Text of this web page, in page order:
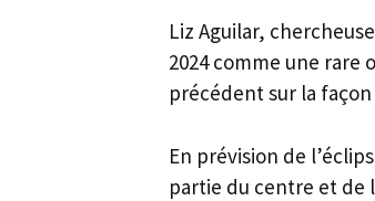
Liz Aguilar,
2024 comme une
précédent sur la
En prévision de
partie du centre et de